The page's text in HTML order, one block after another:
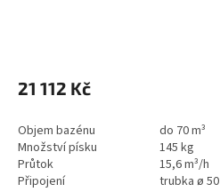
21 112 Kč
Objem bazénu
do 70 m³
Množství písku
145 kg
Průtok
15,6 m³/h
Připojení
trubka ø 50